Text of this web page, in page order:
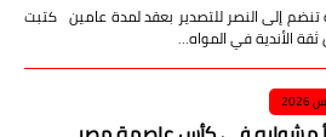
إلى النصر للتصدير بعقد لمدة عامين كتبت
الأندية في المواه…